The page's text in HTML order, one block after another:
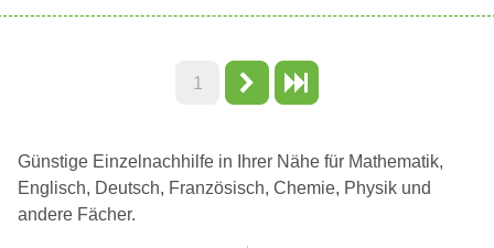
1
Günstige Einzelnachhilfe in Ihrer Nähe für Mathematik,
Englisch, Deutsch, Französisch, Chemie, Physik und
andere Fächer.